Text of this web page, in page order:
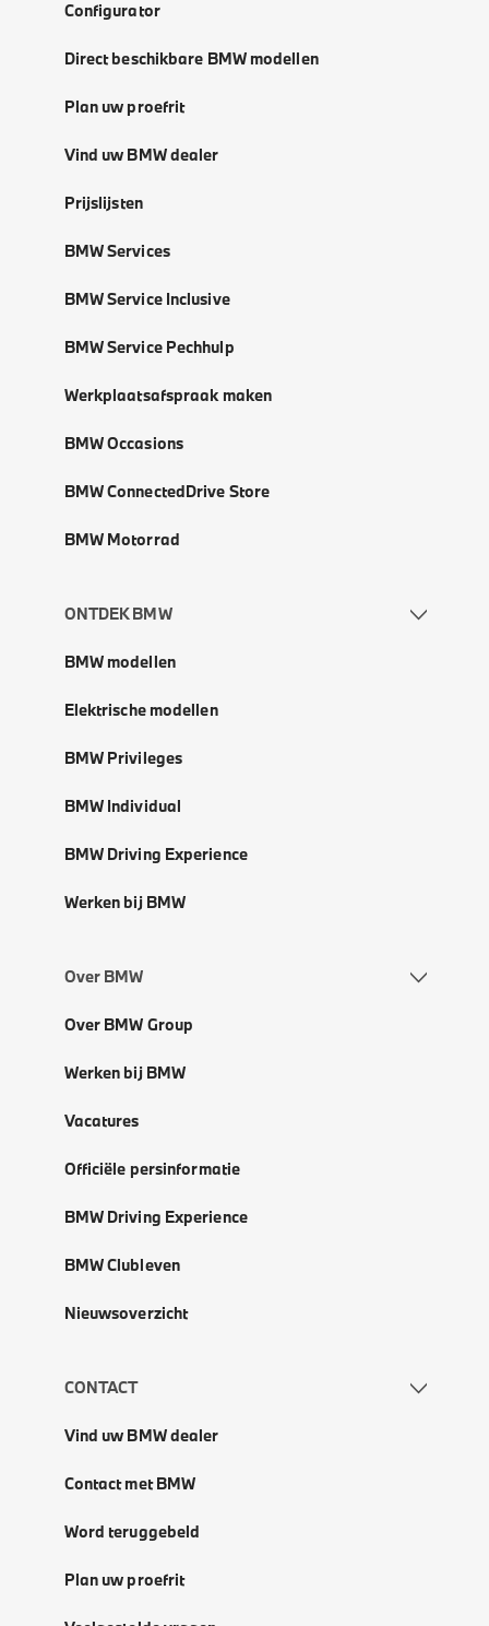
Configurator
Direct beschikbare BMW modellen
Plan uw proefrit
Vind uw BMW dealer
Prijslijsten
BMW Services
BMW Service Inclusive
BMW Service Pechhulp
Werkplaatsafspraak maken
BMW Occasions
BMW ConnectedDrive Store
BMW Motorrad
ONTDEK BMW
BMW modellen
Elektrische modellen
BMW Privileges
BMW Individual
BMW Driving Experience
Werken bij BMW
Over BMW
Over BMW Group
Werken bij BMW
Vacatures
Officiële persinformatie
BMW Driving Experience
BMW Clubleven
Nieuwsoverzicht
CONTACT
Vind uw BMW dealer
Contact met BMW
Word teruggebeld
Plan uw proefrit